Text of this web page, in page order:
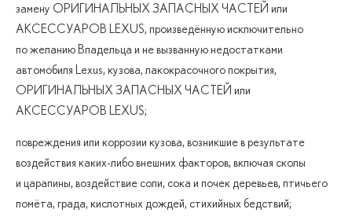
замену ОРИГИНАЛЬНЫХ ЗАПАСНЫХ ЧАСТЕЙ или
АКСЕССУАРОВ LEXUS, произведённую исключительно
по желанию Владельца и не вызванную недостатками
автомобиля Lexus, кузова, лакокрасочного покрытия,
ОРИГИНАЛЬНЫХ ЗАПАСНЫХ ЧАСТЕЙ или
АКСЕССУАРОВ LEXUS;
повреждения или коррозии кузова, возникшие в результате
воздействия каких-либо внешних факторов, включая сколы
и царапины, воздействие соли, сока и почек деревьев, птичьего
помёта, града, кислотных дождей, стихийных бедствий;